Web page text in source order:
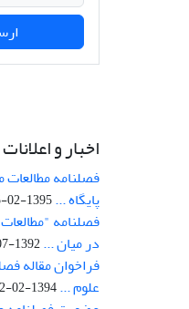
اخبار و اعلانات
فصلنامه
پایگاه ...1395-02-05
فصلنامه
در میان ...1392-07-02
فراخوان مقاله
علوم ...1394-02-22